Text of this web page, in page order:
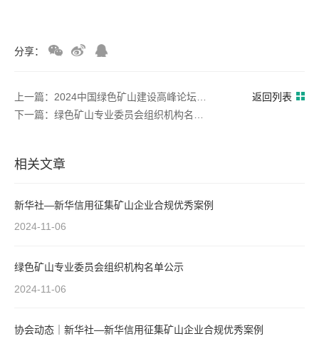
分享：
返回列表
相关文章
新华社—新华信用征集矿山企业合规优秀案例
2024-11-06
绿色矿山专业委员会组织机构名单公示
2024-11-06
协会动态｜新华社—新华信用征集矿山企业合规优秀案例